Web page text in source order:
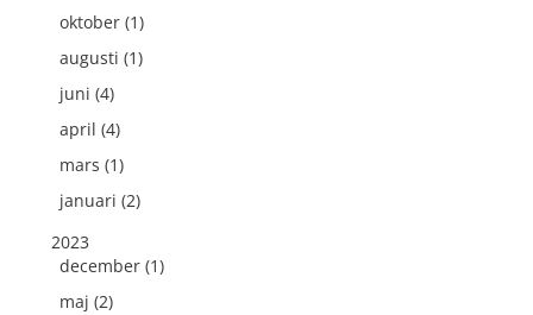
oktober (1)
augusti (1)
juni (4)
april (4)
mars (1)
januari (2)
2023
december (1)
maj (2)